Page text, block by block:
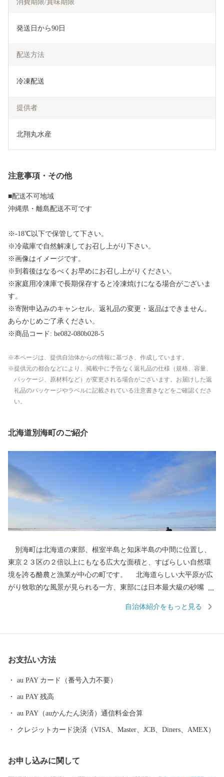
消費期限/賞味期限
発送日から90日
配送方法
冷凍配送
提供者
北翔丸水産
注意事項・その他
■配送不可地域
沖縄県・離島配送不可です
※-18℃以下で保管して下さい。
※冷蔵庫で自然解凍してお召し上がり下さい。
※画像はイメージです。
※到着後はなるべくお早めにお召し上がりください。
※家庭用冷凍庫で長期保存すると冷凍焼けになる場合がございま
す。
※寄附申込みのキャンセル、返礼品の変更・返品はできません。
あらかじめご了承ください。
※商品コード: be082-080b028-5
本ページは、提供自治体からの情報に基づき、作成しています。
提供元の都合などにより、掲載中に予告なく返礼品の仕様（規格、容量、
パッケージ、原材料など）が変更される場合がございます。お届けした返
礼品のパッケージやラベルに記載されている注意書きなどをご確認くださ
い。
北海道別海町のご紹介
別海町は北海道の東部、根室半島と知床半島の中間に位置し、
東京２３区の２倍以上にもなる広大な面積と、すばらしい自然環
境を誇る酪農と漁業が中心の町です。 北海道らしい大平原が広
がり牧歌的な風景が見られる一方、東部には日本最大級の砂嘴
や、南部には「風蓮湖」があり、野付風蓮道立自然公園を形成す
テ・希少価値の高いホッカイシマエビなど様々な海産物が豊富に
水揚げされています。
自治体紹介をもっと見る
お支払い方法
au PAY カード（番号入力不要）
au PAY 残高
au PAY（auかんたん決済）通信料金合算
クレジットカード決済（VISA、Master、JCB、Diners、AMEX）
お申し込みに関して